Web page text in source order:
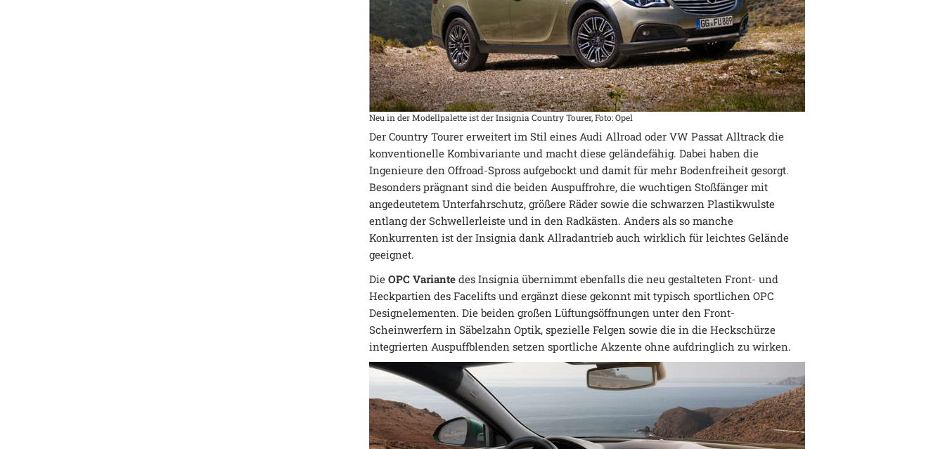
Neu in der Modellpalette ist der Insignia Country Tourer, Foto: Opel
Der Country Tourer erweitert im Stil eines Audi Allroad oder VW Passat Alltrack die
konventionelle Kombivariante und macht diese geländefähig. Dabei haben die
Ingenieure den Offroad-Spross aufgebockt und damit für mehr Bodenfreiheit gesorgt.
Besonders prägnant sind die beiden Auspuffrohre, die wuchtigen Stoßfänger mit
angedeutetem Unterfahrschutz, größere Räder sowie die schwarzen Plastikwulste
entlang der Schwellerleiste und in den Radkästen. Anders als so manche
Konkurrenten ist der Insignia dank Allradantrieb auch wirklich für leichtes Gelände
geeignet.
DieOPC Variante des Insignia übernimmt ebenfalls die neu gestalteten Front- und
Heckpartien des Facelifts und ergänzt diese gekonnt mit typisch sportlichen OPC
Designelementen. Die beiden großen Lüftungsöffnungen unter den Front-
Scheinwerfern in Säbelzahn Optik, spezielle Felgen sowie die in die Heckschürze
integrierten Auspuffblenden setzen sportliche Akzente ohne aufdringlich zu wirken.